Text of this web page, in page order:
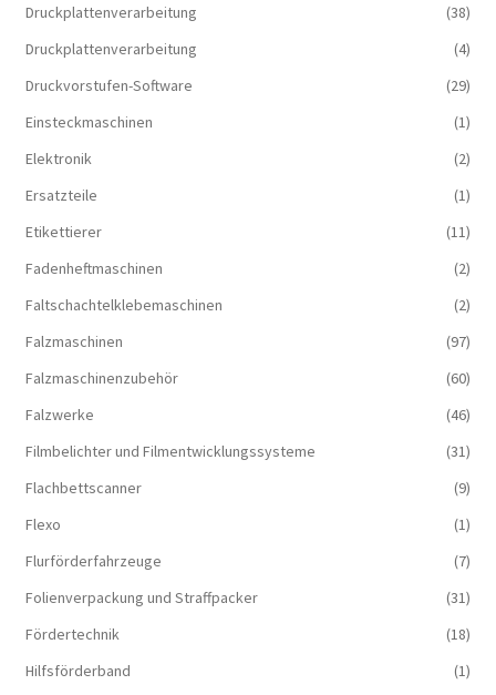
Druckplattenverarbeitung
(38)
Druckplattenverarbeitung
(4)
Druckvorstufen-Software
(29)
Einsteckmaschinen
(1)
Elektronik
(2)
Ersatzteile
(1)
Etikettierer
(11)
Fadenheftmaschinen
(2)
Faltschachtelklebemaschinen
(2)
Falzmaschinen
(97)
Falzmaschinenzubehör
(60)
Falzwerke
(46)
Filmbelichter und Filmentwicklungssysteme
(31)
Flachbettscanner
(9)
Flexo
(1)
Flurförderfahrzeuge
(7)
Folienverpackung und Straffpacker
(31)
Fördertechnik
(18)
Hilfsförderband
(1)